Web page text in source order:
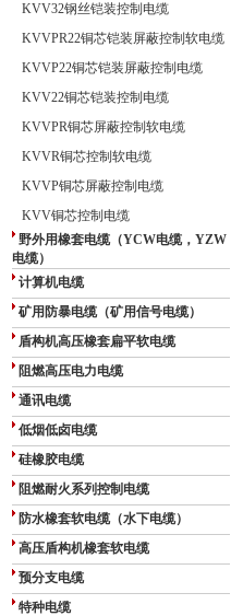
KVV32钢丝铠装控制电缆
KVVPR22铜芯铠装屏蔽控制软电缆
KVVP22铜芯铠装屏蔽控制电缆
KVV22铜芯铠装控制电缆
KVVPR铜芯屏蔽控制软电缆
KVVR铜芯控制软电缆
KVVP铜芯屏蔽控制电缆
KVV铜芯控制电缆
野外用橡套电缆（YCW电缆，YZW
电缆）
计算机电缆
矿用防暴电缆（矿用信号电缆）
盾构机高压橡套扁平软电缆
阻燃高压电力电缆
通讯电缆
低烟低卤电缆
硅橡胶电缆
阻燃耐火系列控制电缆
防水橡套软电缆（水下电缆）
高压盾构机橡套软电缆
预分支电缆
特种电缆